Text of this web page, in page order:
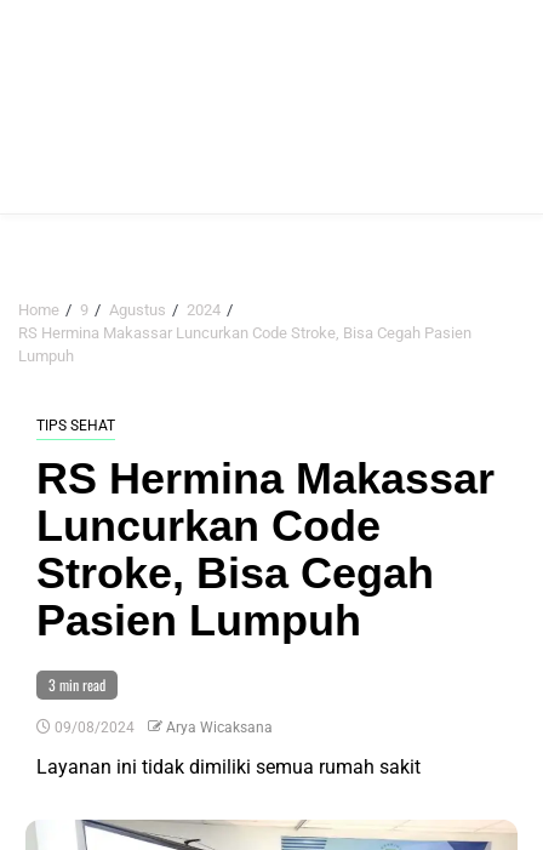
Home 9 Agustus
2024
RS Hermina Makassar Luncurkan Code Stroke, Bisa Cegah Pasien
Lumpuh
TIPS SEHAT
RS Hermina Makassar
Luncurkan Code
Stroke, Bisa Cegah
Pasien Lumpuh
3 min read
09/08/2024 Arya Wicaksana
Layanan ini tidak dimiliki semua rumah sakit